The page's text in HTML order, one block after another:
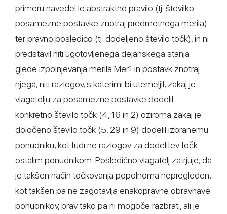
primeru navedel le abstraktno pravilo (tj. številko
posamezne postavke znotraj predmetnega merila)
ter pravno posledico (tj. dodeljeno število točk), in ni
predstavil niti ugotovljenega dejanskega stanja
glede izpolnjevanja merila Mer1 in postavk znotraj
njega, niti razlogov, s katerimi bi utemeljil, zakaj je
vlagatelju za posamezne postavke dodelil
konkretno število točk (4, 16 in 2) oziroma zakaj je
določeno število točk (5, 29 in 9) dodelil izbranemu
ponudniku, kot tudi ne razlogov za dodelitev točk
ostalim ponudnikom. Posledično vlagatelj zatrjuje, da
je takšen način točkovanja popolnoma nepregleden,
kot takšen pa ne zagotavlja enakopravne obravnave
ponudnikov, prav tako pa ni mogoče razbrati, ali je